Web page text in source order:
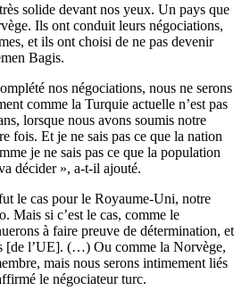
solide devant nos yeux. Un pays que
Ils ont conduit leurs négociations,
et ils ont choisi de ne pas devenir
Bagis.
nos négociations, nous ne serons
comme la Turquie actuelle n’est pas
lorsque nous avons soumis notre
fois. Et je ne sais pas ce que la nation
je ne sais pas ce que la population
décider », a-t-il ajouté.
le cas pour le Royaume-Uni, notre
Mais si c’est le cas, comme le
à faire preuve de détermination, et
[de l’UE]. (…) Ou comme la Norvège,
mais nous serons intimement liés
le négociateur turc.